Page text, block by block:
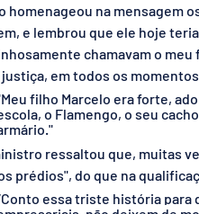
homenageou na mensagem
e lembrou que ele hoje
chamavam o
em todos os
filho Marcelo era forte,
o Flamengo, o seu
ressaltou que, muitas
prédios", do que na
essa triste história